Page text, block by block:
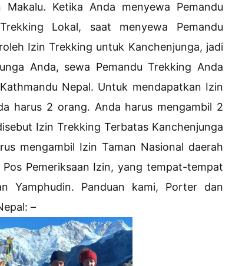
Ketika Anda menyewa Pemandu
Lokal, saat menyewa Pemandu
Izin Trekking untuk Kanchenjunga, jadi
Anda, sewa Pemandu Trekking Anda
Nepal. Untuk mendapatkan Izin
harus 2 orang. Anda harus mengambil 2
Izin Trekking Terbatas Kanchenjunga
mengambil Izin Taman Nasional daerah
Pemeriksaan Izin, yang tempat-tempat
Yamphudin. Panduan kami, Porter dan
–